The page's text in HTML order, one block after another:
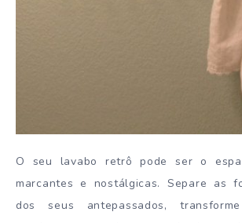
O seu lavabo retrô pode ser o
marcantes e nostálgicas. Separe as
dos seus antepassados,